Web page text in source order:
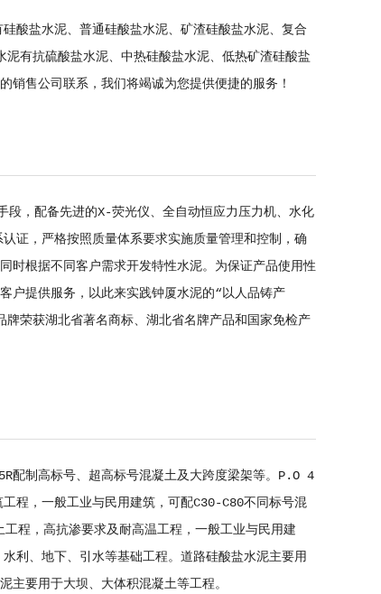
酸盐水泥、普通硅酸盐水泥、矿渣硅酸盐水泥、复合
有抗硫酸盐水泥、中热硅酸盐水泥、低热矿渣硅酸盐
销售公司联系，我们将竭诚为您提供便捷的服务！
段，配备先进的X-荧光仪、全自动恒应力压力机、水化
证，严格按照质量体系要求实施质量管理和控制，确
时根据不同客户需求开发特性水泥。为保证产品使用性
户提供服务，以此来实践钟厦水泥的“以人品铸产
荣获湖北省著名商标、湖北省名牌产品和国家免检产
标号、超高标号混凝土及大跨度梁架等。P.O 4
，一般工业与民用建筑，可配C30-C80不同标号混
，高抗渗要求及耐高温工程，一般工业与民用建
、地下、引水等基础工程。道路硅酸盐水泥主要用
主要用于大坝、大体积混凝土等工程。